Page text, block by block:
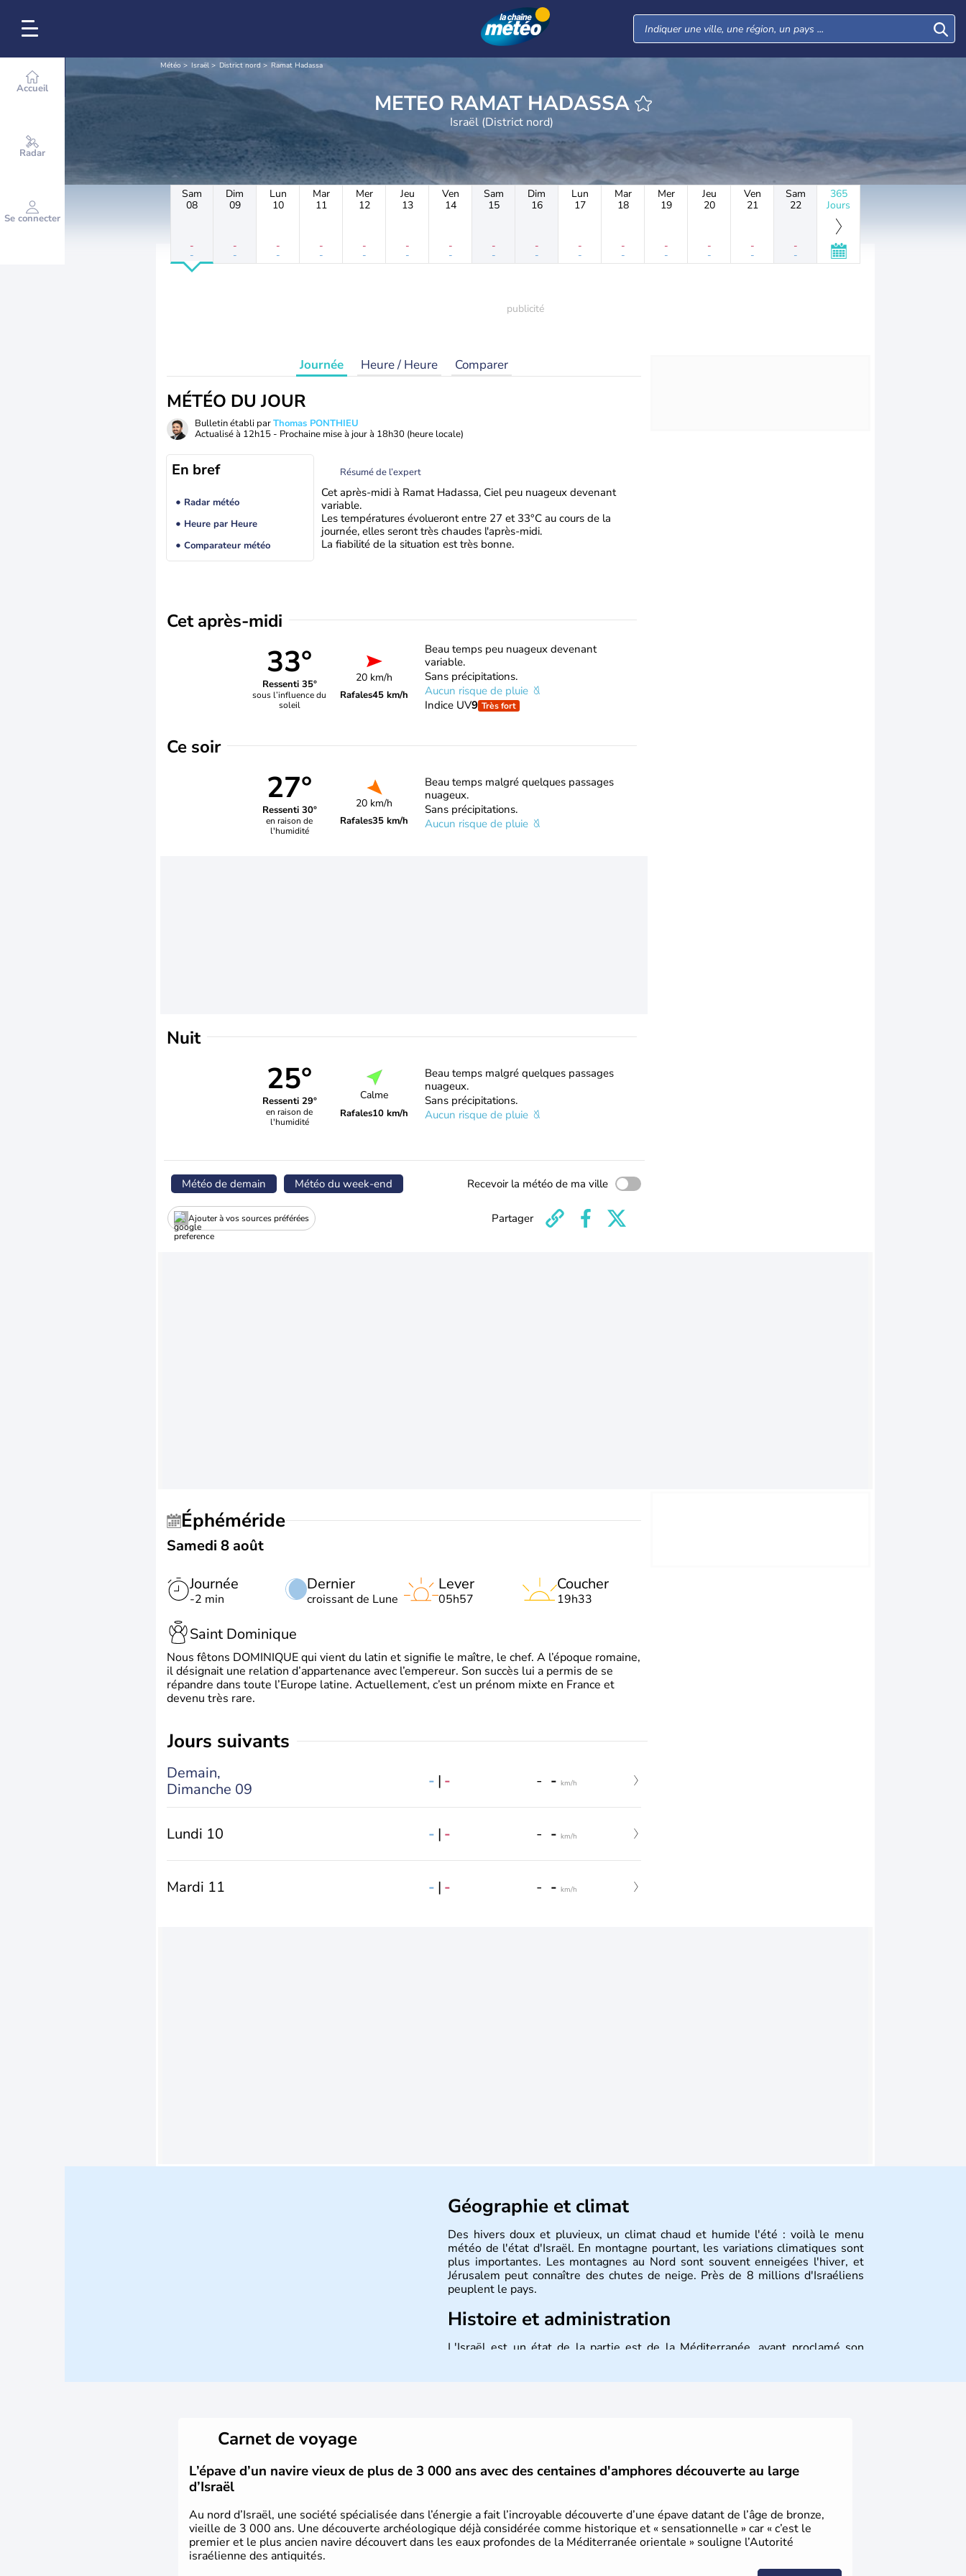
Accueil
Radar
Se connecter
Météo Israël District nord Ramat Hadassa
METEO RAMAT HADASSA
Israël (District nord)
Sam
08
-
-
Dim
09
-
-
Lun
10
-
-
Mar
11
-
-
Mer
12
-
-
Jeu
13
-
-
Ven
14
-
-
Sam
15
-
-
Dim
16
-
-
Lun
17
-
-
Mar
18
-
-
Mer
19
-
-
Jeu
20
-
-
Ven
21
-
-
Sam
22
-
-
365
Jours
Journée Heure / Heure Comparer
MÉTÉO DU JOUR
Bulletin établi parThomas PONTHIEU
Actualisé à 12h15 - Prochaine mise à jour à 18h30 (heure locale)
En bref
Radar météo
Heure par Heure
Comparateur météo
Résumé de l’expert
Cet après-midi à Ramat Hadassa, Ciel peu nuageux devenant
variable.
Les températures évolueront entre 27 et 33°C au cours de la
journée, elles seront très chaudes l'après-midi.
La fiabilité de la situation est très bonne.
Cet après-midi
33°
Ressenti 35°
sous l’influence du
soleil
20 km/h
Rafales45 km/h
Beau temps peu nuageux devenant
variable.
Sans précipitations.
Aucun risque de pluie
Indice UV9 Très fort
Ce soir
27°
Ressenti 30°
en raison de
l'humidité
20 km/h
Rafales35 km/h
Beau temps malgré quelques passages
nuageux.
Sans précipitations.
Aucun risque de pluie
Nuit
25°
Ressenti 29°
en raison de
l'humidité
Calme
Rafales10 km/h
Beau temps malgré quelques passages
nuageux.
Sans précipitations.
Aucun risque de pluie
Météo de demain Météo du week-end Recevoir la météo de ma ville
Ajouter à vos sources préférées Partager
Éphéméride
Samedi 8 août
Journée
-2 min
Dernier
croissant de Lune
Lever
05h57
Coucher
19h33
Saint Dominique
Nous fêtons DOMINIQUE qui vient du latin et signifie le maître, le chef. A l’époque romaine,
il désignait une relation d’appartenance avec l’empereur. Son succès lui a permis de se
répandre dans toute l’Europe latine. Actuellement, c’est un prénom mixte en France et
devenu très rare.
jours suivants
Demain,
Dimanche 09
- | - - - km/h
Lundi 10 - | - - - km/h
Mardi 11 - | - - - km/h
Géographie et climat
Des hivers doux et pluvieux, un climat chaud et humide l'été : voilà le menu
météo de l'état d'Israël. En montagne pourtant, les variations climatiques sont
plus importantes. Les montagnes au Nord sont souvent enneigées l'hiver, et
Jérusalem peut connaître des chutes de neige. Près de 8 millions d'Israéliens
peuplent le pays.
Histoire et administration
L'Israël est un état de la partie est de la Méditerranée, ayant proclamé son
Carnet de voyage
L’épave d’un navire vieux de plus de 3 000 ans avec des centaines d'amphores découverte au large
d’Israël
Au nord d’Israël, une société spécialisée dans l’énergie a fait l’incroyable découverte d’une épave datant de l’âge de bronze,
vieille de 3 000 ans. Une découverte archéologique déjà considérée comme historique et « sensationnelle » car « c’est le
premier et le plus ancien navire découvert dans les eaux profondes de la Méditerranée orientale » souligne l’Autorité
israélienne des antiquités.